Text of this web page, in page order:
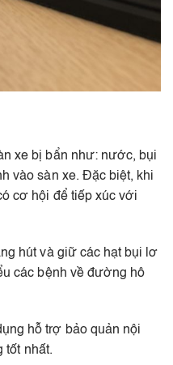
xe bị bẩn như: nước, bụi
vào sàn xe. Đặc biệt, khi
cơ hội để tiếp xúc với
hút và giữ các hạt bụi lơ
các bệnh về đường hô
hỗ trợ bảo quản nội
tốt nhất.